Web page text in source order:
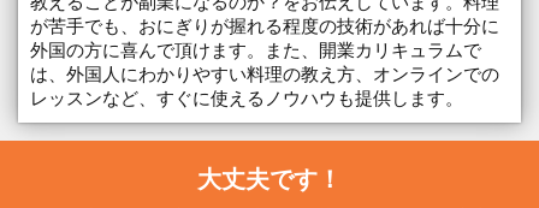
が苦手でも、おにぎりが握れる程度の技術があれば十分に
外国の方に喜んで頂けます。また、開業カリキュラムで
は、外国人にわかりやすい料理の教え方、オンラインでの
レッスンなど、すぐに使えるノウハウも提供します。
大丈夫です！